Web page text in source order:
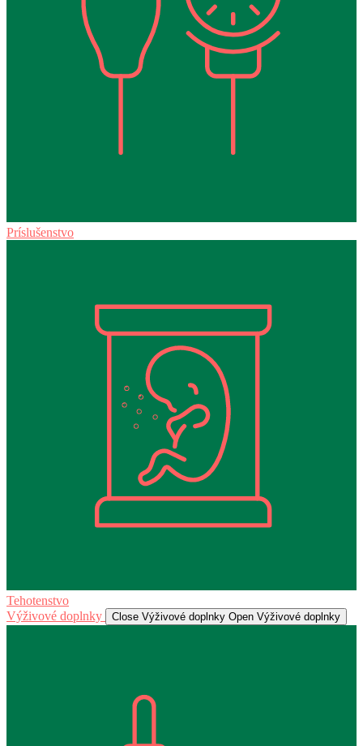
Príslušenstvo
Tehotenstvo
Výživové doplnky
Close Výživové doplnky Open Výživové doplnky